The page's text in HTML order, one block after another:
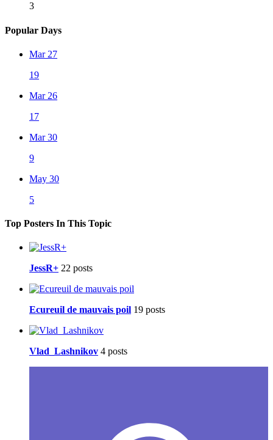
3
Popular Days
Mar 27
19
Mar 26
17
Mar 30
9
May 30
5
Top Posters In This Topic
JessR+ 22 posts
Ecureuil de mauvais poil 19 posts
Vlad_Lashnikov 4 posts